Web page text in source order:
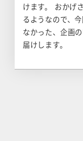
けます。 おかげ
るようなので、
なかった、企画
届けします。